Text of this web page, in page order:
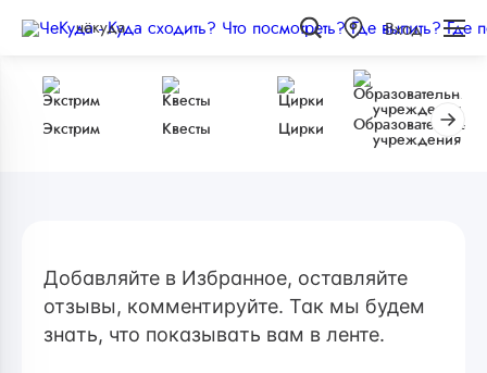
чёкуда Вход
Экстрим Квесты Цирки
Образовательные
учреждения
Добавляйте в Избранное, оставляйте
отзывы, комментируйте. Так мы будем
знать, что показывать вам в ленте.